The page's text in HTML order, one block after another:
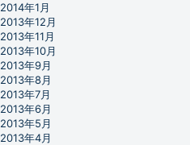
2014年1月
2013年12月
2013年11月
2013年10月
2013年9月
2013年8月
2013年7月
2013年6月
2013年5月
2013年4月